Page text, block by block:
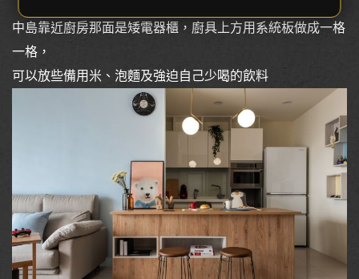
中島靠近廚房那面是矮電器櫃，廚具上方用系統板做成一格
一格，
可以放些備用米、泡麵及強迫自己少喝的飲料